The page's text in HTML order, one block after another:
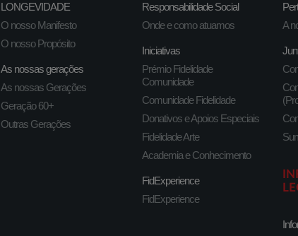
LONGEVIDADE
O nosso Manifesto
O nosso Propósito
As nossas gerações
As nossas Gerações
Geração 60+
Outras Gerações
Responsabilidade Social
Onde e como atuamos
Iniciativas
Prémio Fidelidade
Comunidade
Comunidade Fidelidade
Donativos e Apoios Especiais
Fidelidade Arte
Academia e Conhecimento
FidExperience
FidExperience
A